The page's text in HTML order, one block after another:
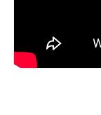
HOMOLOGAÇÕES